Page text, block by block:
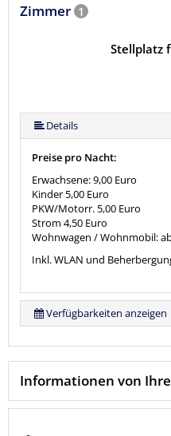
Zimmer 1
Stellplatz
Details
Preise pro Nacht:
Erwachsene: 9,00 Euro
Kinder 5,00 Euro
PKW/Motorr. 5,00 Euro
Strom 4,50 Euro
Wohnwagen / Wohnmobil:
Inkl. WLAN und
Verfügbarkeiten anzeigen
Informationen von